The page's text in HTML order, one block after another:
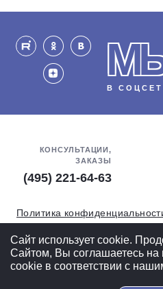
В
КОНСУЛЬТАЦИИ,
ЗАКАЗЫ
(495) 221-64-63
Политика
Обработка персональных
Сайт использует cookie.
Сайтом, Вы соглашаетесь на
cookie в соответствии с